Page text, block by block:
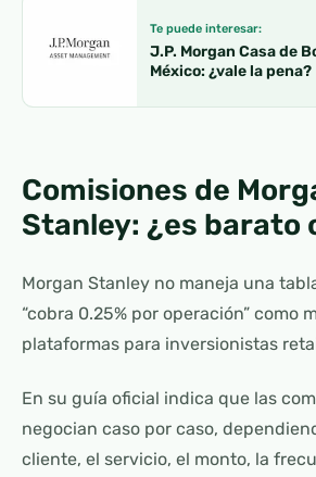
Te puede interesar:
J.P. Morgan Casa de
México: ¿vale la pena?
Comisiones de
Stanley: ¿es barato
Morgan Stanley no maneja una
“cobra 0.25% por operación” como
plataformas para inversionistas
En su guía oficial indica que las
negocian caso por caso,
cliente, el servicio, el monto, la